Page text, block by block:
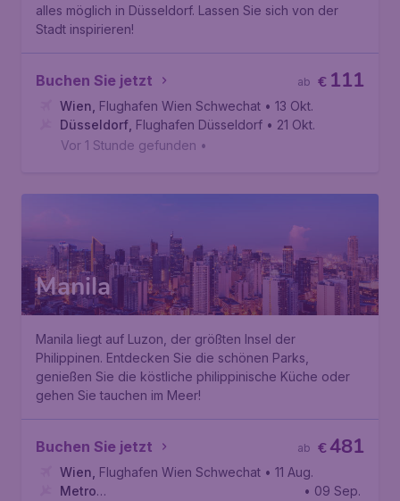
alles möglich in Düsseldorf. Lassen Sie sich von der
Stadt inspirieren!
Buchen Sie jetzt € 111
ab
Wien Flughafen Wien Schwechat • 13 Okt.
Düsseldorf Flughafen Düsseldorf • 21 Okt.
Vor 1 Stunde gefunden •
Manila
Manila liegt auf Luzon, der größten Insel der
Philippinen. Entdecken Sie die schönen Parks,
genießen Sie die köstliche philippinische Küche oder
gehen Sie tauchen im Meer!
Buchen Sie jetzt €481
ab
Wien Flughafen Wien Schwechat • 11 Aug.
Metro
• 09 Sep.